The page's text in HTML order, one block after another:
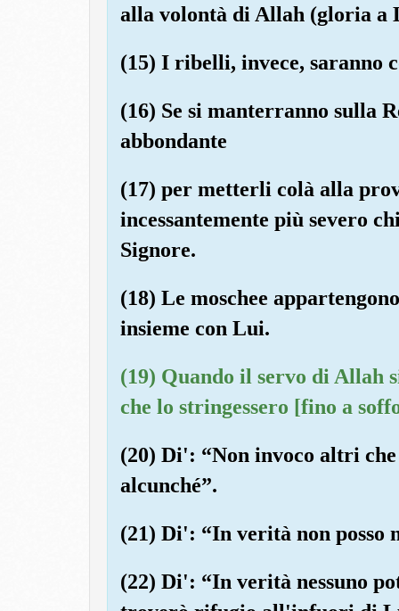
alla volontà di Allah (gloria
(15) I ribelli, invece, saranno
(16) Se si manterranno sulla
abbondante
(17) per metterli colà alla
incessantemente più severo
Signore.
(18) Le moschee
insieme con Lui.
(19) Quando il servo di Allah
che lo stringessero [fino a
(20) Di': “Non invoco altri
alcunché”.
(21) Di': “In verità non posso
(22) Di': “In verità nessuno